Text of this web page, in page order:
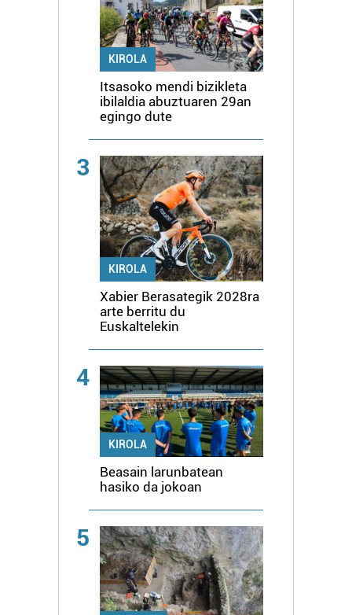
KIROLA
Itsasoko mendi bizikleta
ibilaldia abuztuaren 29an
egingo dute
3
KIROLA
Xabier Berasategik 2028ra
arte berritu du
Euskaltelekin
4
KIROLA
Beasain larunbatean
hasiko da jokoan
5